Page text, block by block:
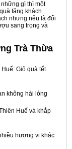
gì thì một
tặng khách
nhưng nếu là đối
sang trọng và
Trà Thừa
Giỏ quà tết
không hài lòng
Huế và khắp
hương vị khác